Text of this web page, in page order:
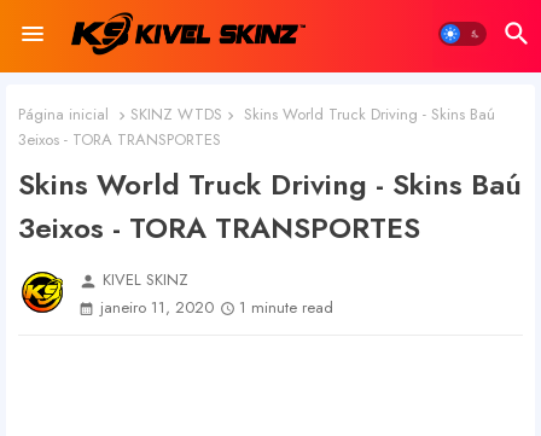
Página inicial SKINZ WTDS
Skins World Truck Driving - Skins Baú
3eixos - TORA TRANSPORTES
Skins World Truck Driving - Skins Baú
3eixos - TORA TRANSPORTES
person KIVEL SKINZ
janeiro 11, 2020
1 minute read